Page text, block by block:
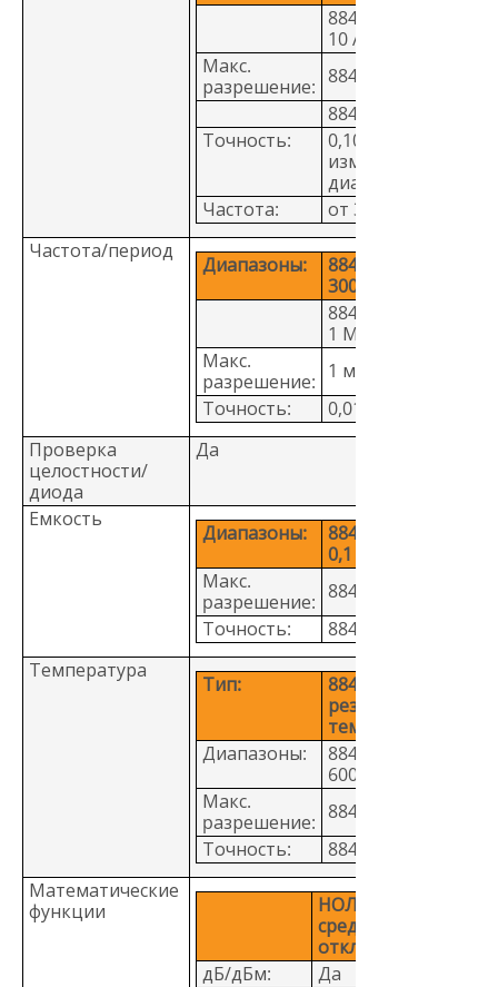
8846A: от 100 мА до
10 А
Макс.
разрешение: 8845A: 10 нА
8846A: 100 пА
Точность:
0,10 + 0,04 (%
измерения + %
диапазона)
Частота:
от 3 Гц до 10 кГц
Частота/период
Диапазоны:
8845A: от 3 Гц до
300 кГц
8846A: от 3 Гц до
1 МГц
Макс.
разрешение: 1 мкГц
Точность:
0,01 %
Проверка
целостности/
диода
Да
Емкость
Диапазоны:
8846A: от 1 нФ до
0,1 Ф
Макс.
pазрешение: 8846A: 1 пФ
Точность:
8846A: 1 %
Температура
Тип:
8846A: платиновый
резистивный
температуры
Диапазоны:
8846A: от –200 до
600 °C
Макс.
pазрешение: 8846A: 0,01°
Точность:
8846A: 0,06°
Математические
функции
НОЛЬ, мин./макс./
сред., стандартное
отклонение
дБ/дБм:
Да